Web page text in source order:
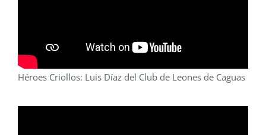
Héroes Criollos: Luis Díaz del Club de Leones de Caguas